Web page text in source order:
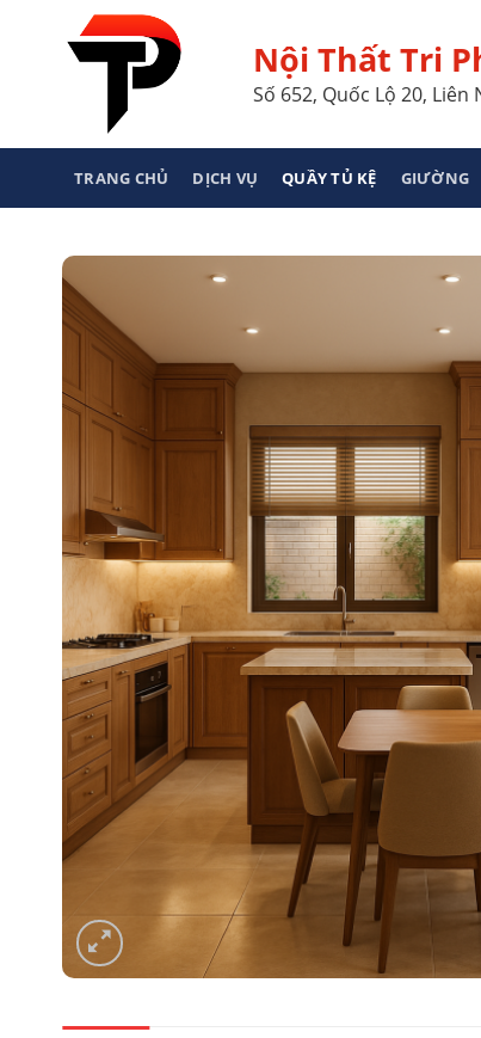
Nội Thất Tri
Số 652, Quốc Lộ 20,
TRANG CHỦ DỊCH VỤ QUẦY TỦ KỆ GIƯỜNG